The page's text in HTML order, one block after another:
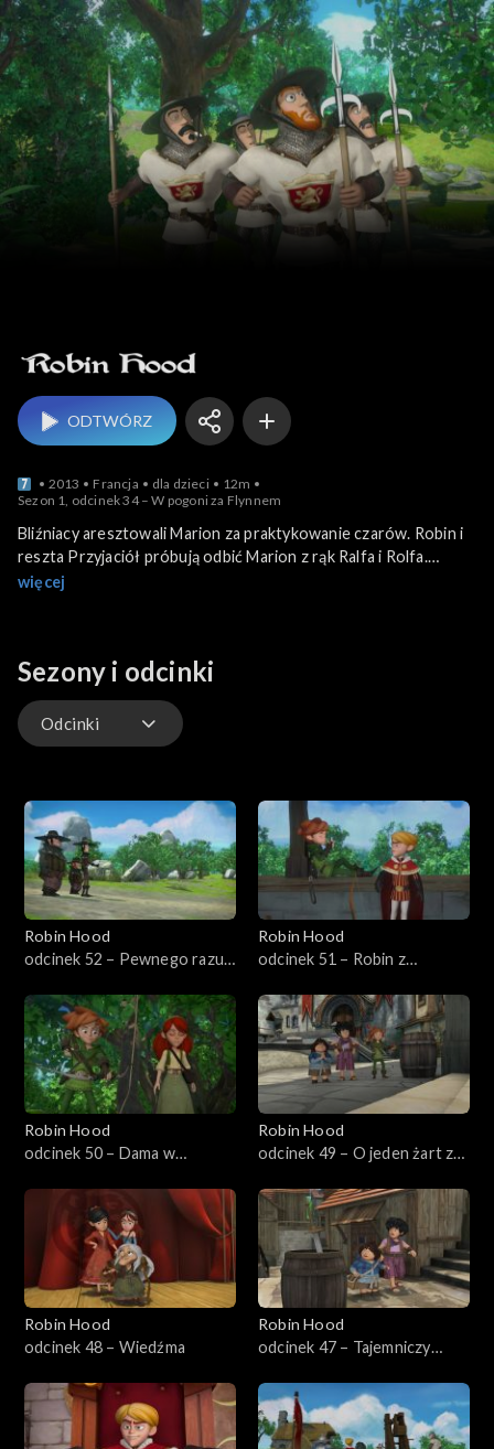
Robin Hood
ODTWÓRZ
2013 Francja dla dzieci
12m
Sezon 1, odcinek 34 – W pogoni za Flynnem
Bliźniacy aresztowali Marion za praktykowanie czarów. Robin i
reszta Przyjaciół próbują odbić Marion z rąk Ralfa i Rolfa.
Bliźniacy dają magiczną różdżkę Marion psu, Flynnowi, i polecają
zajściu.
więcej
Sezony i odcinki
Odcinki
Robin Hood
odcinek 52 – Pewnego razu
Robin Hood
odcinek 51 – Robin z
Robin Hood
odcinek 50 – Dama w
Robin Hood
odcinek 49 – O jeden żart za
Robin Hood
odcinek 48 – Wiedźma
Robin Hood
odcinek 47 – Tajemniczy